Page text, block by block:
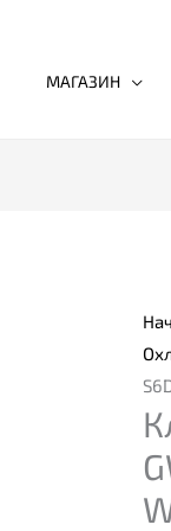
МАГАЗИН
Wi-
FI,